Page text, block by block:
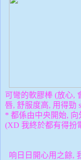
可彎的軟膠棒 (放心,
唇, 舒服度高, 用得勁
* 都係由中央開始,
(XD 我終於都有得扮
响日日開心用之餘,